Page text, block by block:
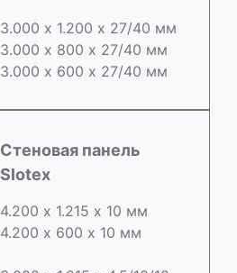
3.000 х 1.200 х 27/40 мм
3.000 х 800 х 27/40 мм
3.000 х 600 х 27/40 мм
Стеновая панель
Slotex
4.200 х 1.215 х 10 мм
4.200 х 600 х 10 мм